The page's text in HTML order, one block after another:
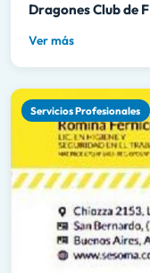
Dragones Club de F
Ver más
Servicios Profesionales